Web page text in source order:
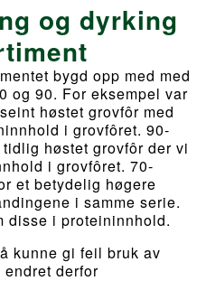
og dyrking
bygd opp med med
og 90. For eksempel var
høstet grovfôr med
i grovfôret. 90-
høstet grovfôr der vi
i grovfôret. 70-
et betydelig høgere
i samme serie.
disse i proteininnhold.
kunne gi feil bruk av
derfor